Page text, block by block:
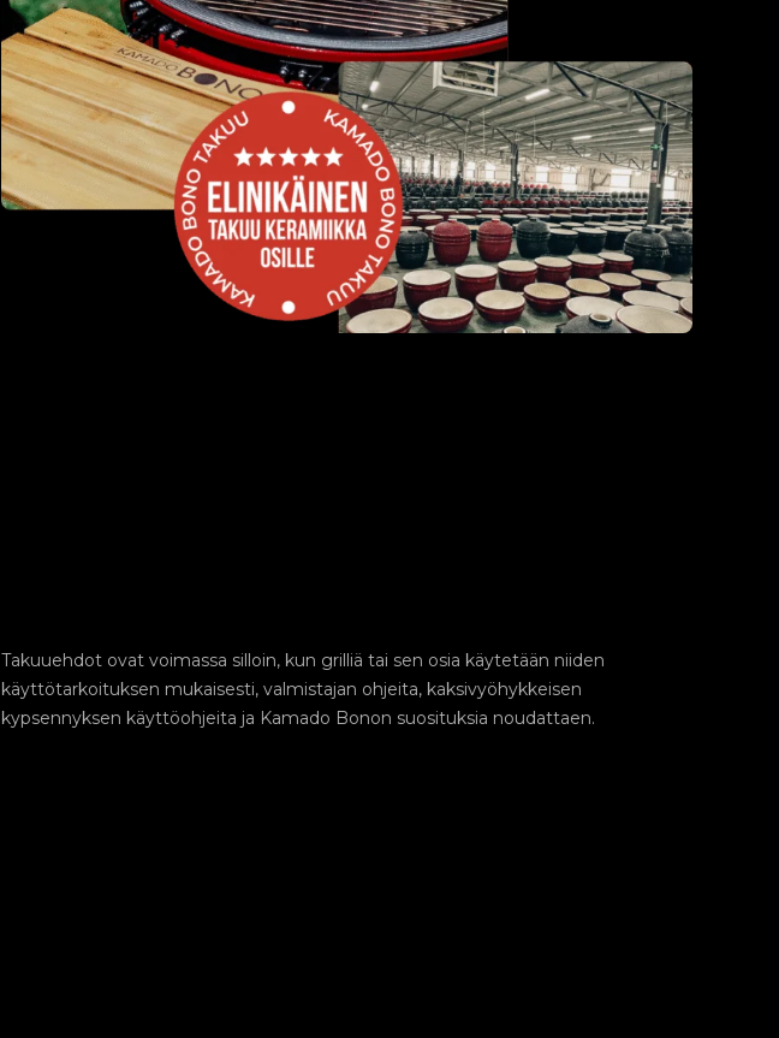
Takuuehdot ovat voimassa silloin, kun grilliä tai sen osia käytetään niiden
käyttötarkoituksen mukaisesti, valmistajan ohjeita, kaksivyöhykkeisen
kypsennyksen käyttöohjeita ja Kamado Bonon suosituksia noudattaen.